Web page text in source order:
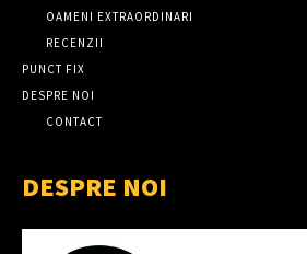
OAMENI EXTRAORDINARI
RECENZII
PUNCT FIX
DESPRE NOI
CONTACT
DESPRE NOI